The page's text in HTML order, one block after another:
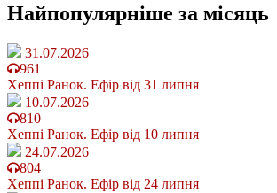
Найпопулярніше за місяць
31.07.2026
961
Хеппі Ранок. Ефір від 31 липня
10.07.2026
810
Хеппі Ранок. Ефір від 10 липня
24.07.2026
804
Хеппі Ранок. Ефір від 24 липня